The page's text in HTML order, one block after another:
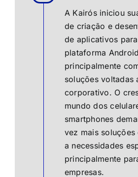
A Kairós iniciou
de criação e
de aplicativos
plataforma
principalmente
soluções voltadas
corporativo. O
mundo dos
smartphones
vez mais
a necessidades
principalmente
empresas.